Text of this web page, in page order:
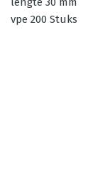
vpe 200 Stuks